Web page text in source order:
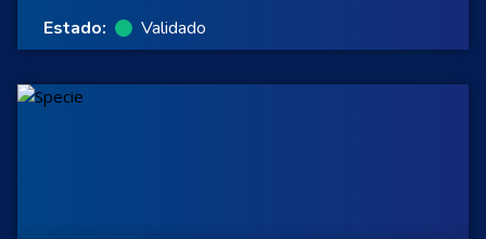
Estado:
Validado